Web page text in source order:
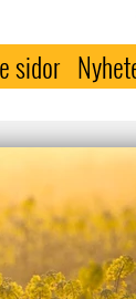
sidor